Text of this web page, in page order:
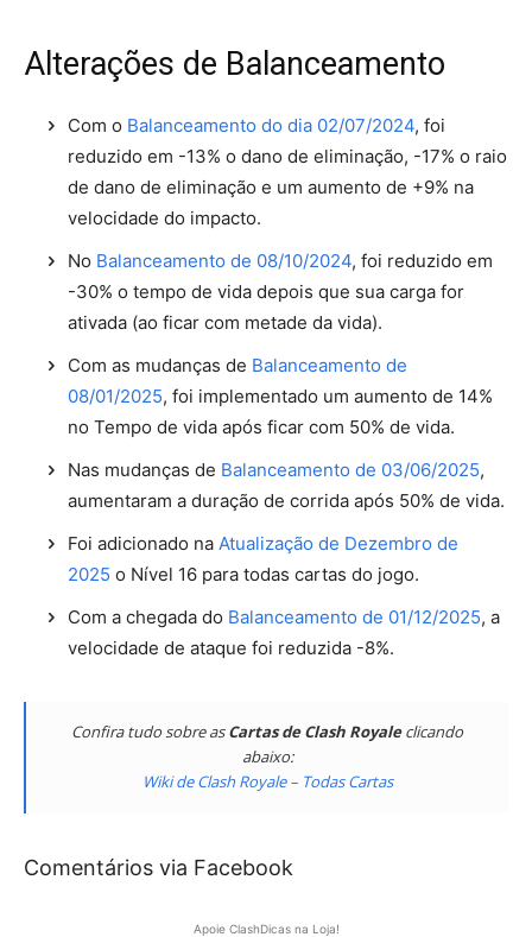
Alterações de Balanceamento
Com o Balanceamento do dia 02/07/2024, foi
reduzido em -13% o dano de eliminação, -17% o raio
de dano de eliminação e um aumento de +9% na
velocidade do impacto.
No Balanceamento de 08/10/2024, foi reduzido em
-30% o tempo de vida depois que sua carga for
ativada (ao ficar com metade da vida).
Com as mudanças de Balanceamento de
08/01/2025, foi implementado um aumento de 14%
no Tempo de vida após ficar com 50% de vida.
Nas mudanças de Balanceamento de 03/06/2025,
aumentaram a duração de corrida após 50% de vida.
Foi adicionado na Atualização de Dezembro de
2025 o Nível 16 para todas cartas do jogo.
Com a chegada do Balanceamento de 01/12/2025, a
velocidade de ataque foi reduzida -8%.
Confira tudo sobre asCartas de Clash Royaleclicando
abaixo:
Wiki de Clash Royale – Todas Cartas
Comentários via Facebook
Apoie ClashDicas na Loja!